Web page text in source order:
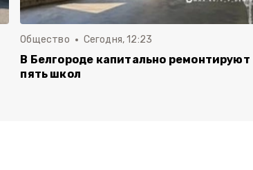
Общество Сегодня, 12:23
В Белгороде капитально ремонтируют
пять школ